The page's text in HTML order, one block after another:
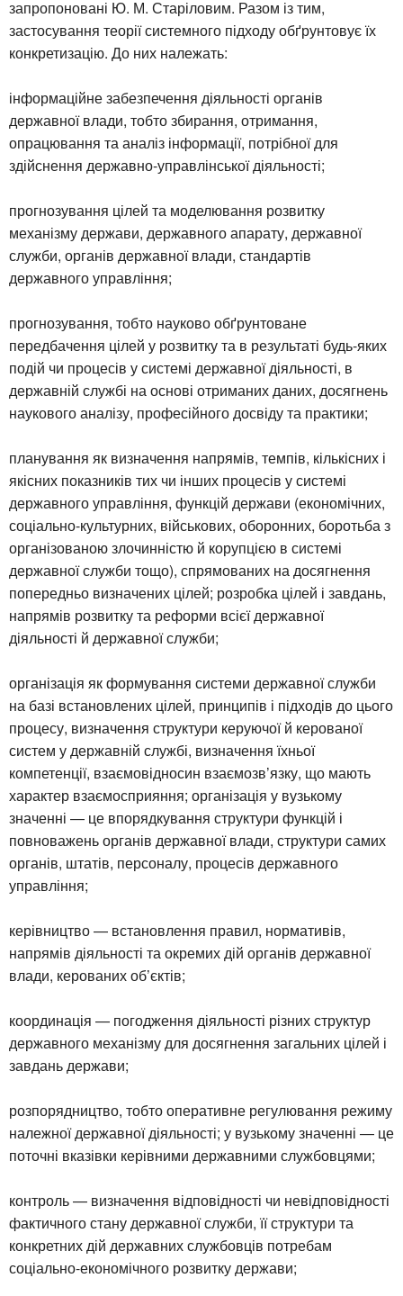
запропоновані Ю. М. Старіловим. Разом із тим,
застосування теорії системного підходу обґрунтовує їх
конкретизацію. До них належать:
інформаційне забезпечення діяльності органів
державної влади, тобто збирання, отримання,
опрацювання та аналіз інформації, потрібної для
здійснення державно-управлінської діяльності;
прогнозування цілей та моделювання розвитку
механізму держави, державного апарату, державної
служби, органів державної влади, стандартів
державного управління;
прогнозування, тобто науково обґрунтоване
передбачення цілей у розвитку та в результаті будь-яких
подій чи процесів у системі державної діяльності, в
державній службі на основі отриманих даних, досягнень
наукового аналізу, професійного досвіду та практики;
планування як визначення напрямів, темпів, кількісних і
якісних показників тих чи інших процесів у системі
державного управління, функцій держави (економічних,
соціально-культурних, військових, оборонних, боротьба з
організованою злочинністю й корупцією в системі
державної служби тощо), спрямованих на досягнення
попередньо визначених цілей; розробка цілей і завдань,
напрямів розвитку та реформи всієї державної
діяльності й державної служби;
організація як формування системи державної служби
на базі встановлених цілей, принципів і підходів до цього
процесу, визначення структури керуючої й керованої
систем у державній службі, визначення їхньої
компетенції, взаємовідносин взаємозв’язку, що мають
характер взаємосприяння; організація у вузькому
значенні — це впорядкування структури функцій і
повноважень органів державної влади, структури самих
органів, штатів, персоналу, процесів державного
управління;
керівництво — встановлення правил, нормативів,
напрямів діяльності та окремих дій органів державної
влади, керованих об’єктів;
координація — погодження діяльності різних структур
державного механізму для досягнення загальних цілей і
завдань держави;
розпорядництво, тобто оперативне регулювання режиму
належної державної діяльності; у вузькому значенні — це
поточні вказівки керівними державними службовцями;
контроль — визначення відповідності чи невідповідності
фактичного стану державної служби, її структури та
конкретних дій державних службовців потребам
соціально-економічного розвитку держави;